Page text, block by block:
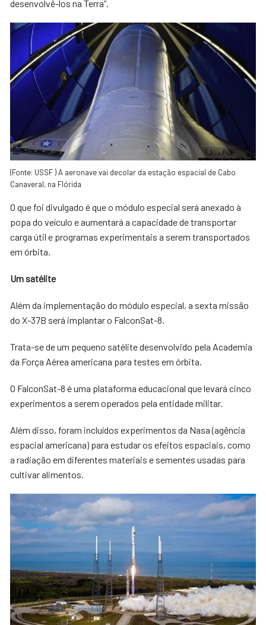
desenvolvê-los na Terra”.
(Fonte: USSF ) A aeronave vai decolar da estação espacial de Cabo
Canaveral, na Flórida
O que foi divulgado é que o módulo especial será anexado à
popa do veículo e aumentará a capacidade de transportar
carga útil e programas experimentais a serem transportados
em órbita.
Umsatélite
Além da implementação do módulo especial, a sexta missão
do X-37B será implantar o FalconSat-8.
Trata-se de um pequeno satélite desenvolvido pela Academia
da Força Aérea americana para testes em órbita.
O FalconSat-8 é uma plataforma educacional que levará cinco
experimentos a serem operados pela entidade militar.
Além disso, foram incluídos experimentos da Nasa (agência
espacial americana) para estudar os efeitos espaciais, como
a radiação em diferentes materiais e sementes usadas para
cultivar alimentos.